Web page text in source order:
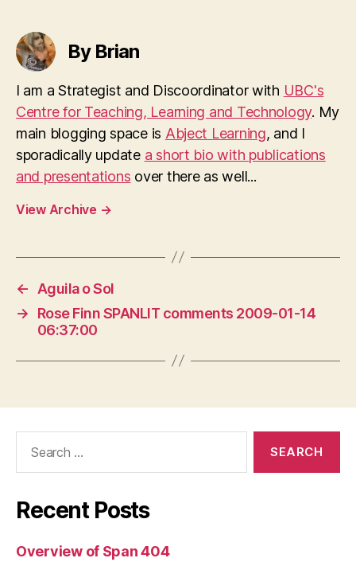
By Brian
I am a Strategist and Discoordinator with UBC's
Centre for Teaching, Learning and Technology. My
main blogging space is Abject Learning, and I
sporadically update a short bio with publications
and presentations over there as well...
View Archive →
←
Aguila o Sol
→
Rose Finn SPANLIT comments 2009-01-14
06:37:00
Recent Posts
Overview of Span 404